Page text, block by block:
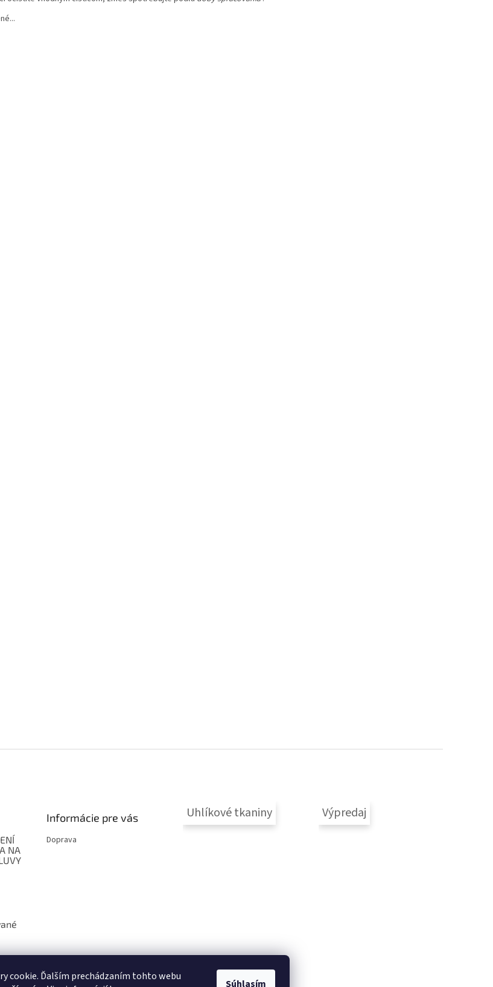
cookie. Ďalším prechádzaním tohto webu
Súhlasím
NA
Informácie pre vás
Doprava
Uhlíkové tkaniny Výpredaj